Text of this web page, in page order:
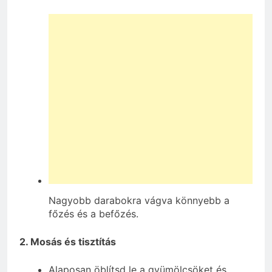
Nagyobb darabokra vágva könnyebb a
főzés és a befőzés.
2. Mosás és tisztítás
Alaposan öblítsd le a gyümölcsöket és